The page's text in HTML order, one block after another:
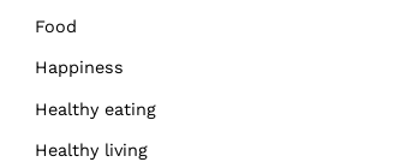
Food
Happiness
Healthy eating
Healthy living